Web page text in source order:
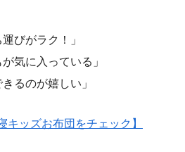
びがラク！」
気に入っている」
るのが嬉しい」
キッズお布団をチェック】